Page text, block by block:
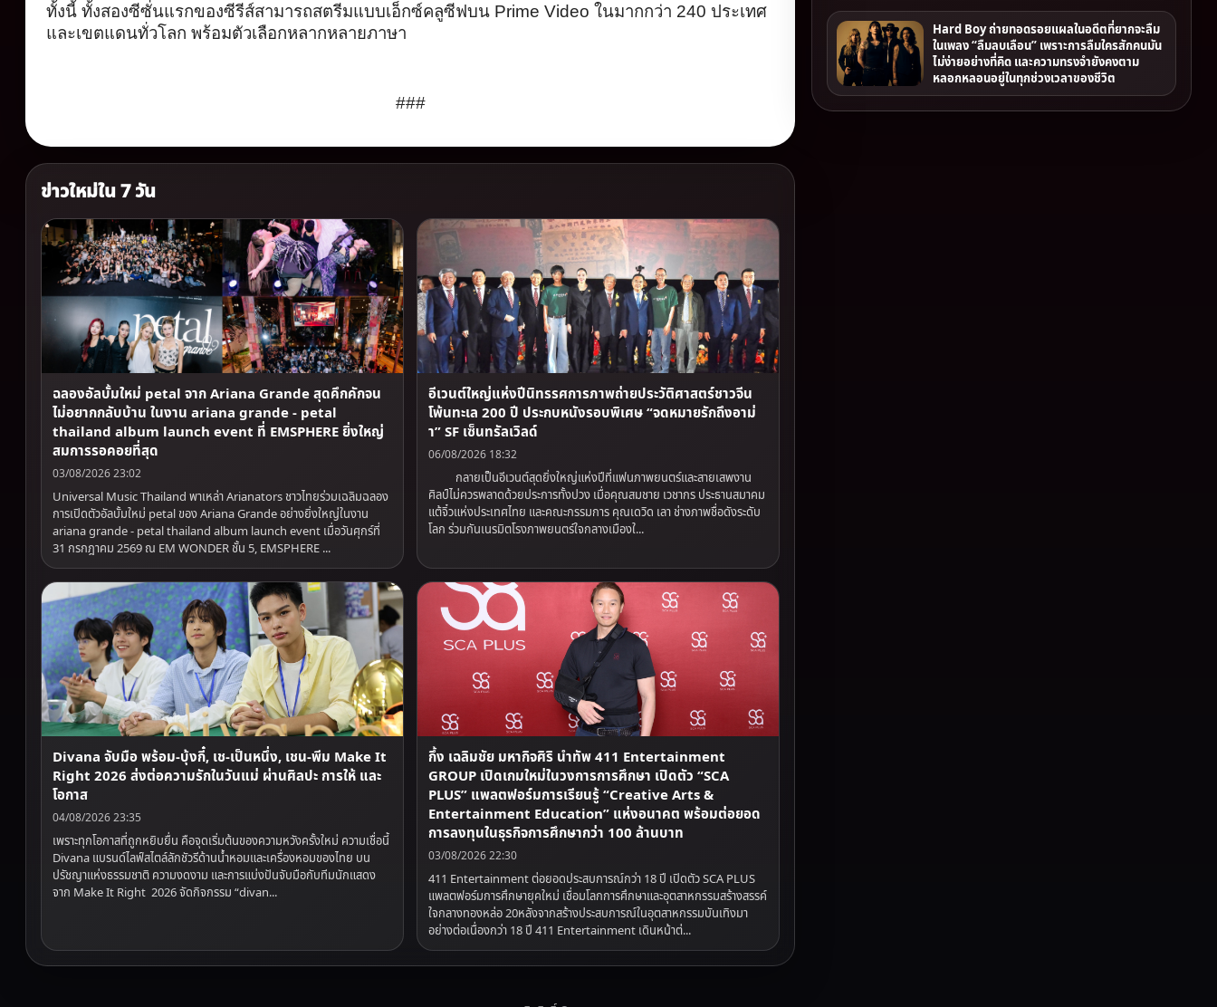
ทั้งนี้ ทั้งสองซีซั่นแรกของซีรีส์สามารถสตรีมแบบเอ็กซ์คลูซีฟบน Prime Video ในมากกว่า 240 ประเทศ
และเขตแดนทั่วโลก พร้อมตัวเลือกหลากหลายภาษา
###
ข่าวใหม่ใน 7 วัน
ฉลองอัลบั้มใหม่ petal จาก Ariana Grande สุดคึกคักจน
ไม่อยากกลับบ้าน ในงาน ariana grande - petal
thailand album launch event ที่ EMSPHERE ยิ่งใหญ่
สมการรอคอยที่สุด
03/08/2026 23:02
Universal Music Thailand พาเหล่า Arianators ชาวไทยร่วมเฉลิมฉลอง
การเปิดตัวอัลบั้มใหม่ petal ของ Ariana Grande อย่างยิ่งใหญ่ในงาน
ariana grande - petal thailand album launch event เมื่อวันศุกร์ที่
31 กรกฎาคม 2569 ณ EM WONDER ชั้น 5, EMSPHERE ...
อีเวนต์ใหญ่แห่งปีนิทรรศการภาพถ่ายประวัติศาสตร์ชาวจีน
โพ้นทะเล 200 ปี ประกบหนังรอบพิเศษ “จดหมายรักถึงอาม่
า” SF เซ็นทรัลเวิลด์
06/08/2026 18:32
กลายเป็นอีเวนต์สุดยิ่งใหญ่แห่งปีที่แฟนภาพยนตร์และสายเสพงาน
ศิลป์ไม่ควรพลาดด้วยประการทั้งปวง เมื่อคุณสมชาย เวชากร ประธานสมาคม
แต้จิ๋วแห่งประเทศไทย และคณะกรรมการ คุณเดวิด เลา ช่างภาพชื่อดังระดับ
โลก ร่วมกันเนรมิตโรงภาพยนตร์ใจกลางเมืองใ...
Divana จับมือ พร้อม-บุ้งกี๋, เช-เป็นหนึ่ง, เชน-พีม Make It
Right 2026 ส่งต่อความรักในวันแม่ ผ่านศิลปะ การให้ และ
โอกาส
04/08/2026 23:35
เพราะทุกโอกาสที่ถูกหยิบยื่น คือจุดเริ่มต้นของความหวังครั้งใหม่ ความเชื่อนี้
Divana แบรนด์ไลฟ์สไตล์ลักชัวรีด้านน้ำหอมและเครื่องหอมของไทย บน
ปรัชญาแห่งธรรมชาติ ความงดงาม และการแบ่งปันจับมือกับทีมนักแสดง
จาก Make It Right 2026 จัดกิจกรรม “divan...
กึ้ง เฉลิมชัย มหากิจศิริ นำทัพ 411 Entertainment
GROUP เปิดเกมใหม่ในวงการการศึกษา เปิดตัว “SCA
PLUS” แพลตฟอร์มการเรียนรู้ “Creative Arts &
Entertainment Education” แห่งอนาคต พร้อมต่อยอด
การลงทุนในธุรกิจการศึกษากว่า 100 ล้านบาท
03/08/2026 22:30
411 Entertainment ต่อยอดประสบการณ์กว่า 18 ปี เปิดตัว SCA PLUS
แพลตฟอร์มการศึกษายุคใหม่ เชื่อมโลกการศึกษาและอุตสาหกรรมสร้างสรรค์
ใจกลางทองหล่อ 20หลังจากสร้างประสบการณ์ในอุตสาหกรรมบันเทิงมา
อย่างต่อเนื่องกว่า 18 ปี 411 Entertainment เดินหน้าต่...
Hard Boy ถ่ายทอดรอยแผลในอดีตที่ยากจะลืม
ในเพลง “ลืมลบเลือน” เพราะการลืมใครสักคนมัน
ไม่ง่ายอย่างที่คิด และความทรงจํายังคงตาม
หลอกหลอนอยู่ในทุกช่วงเวลาของชีวิต